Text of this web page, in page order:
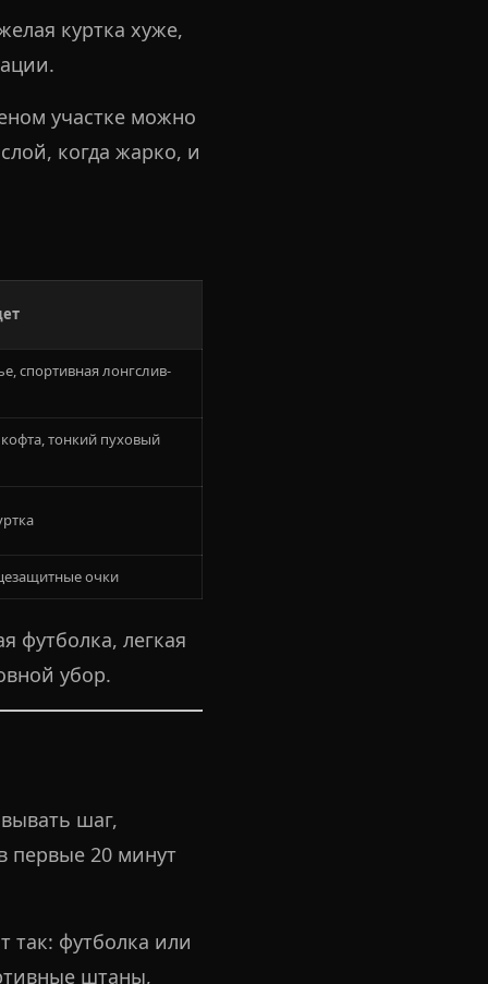
куртка хуже,
участке можно
когда жарко, и
спортивная лонгслив-
тонкий пуховый
очки
футболка, легкая
убор.
шаг,
первые 20 минут
так: футболка или
штаны,